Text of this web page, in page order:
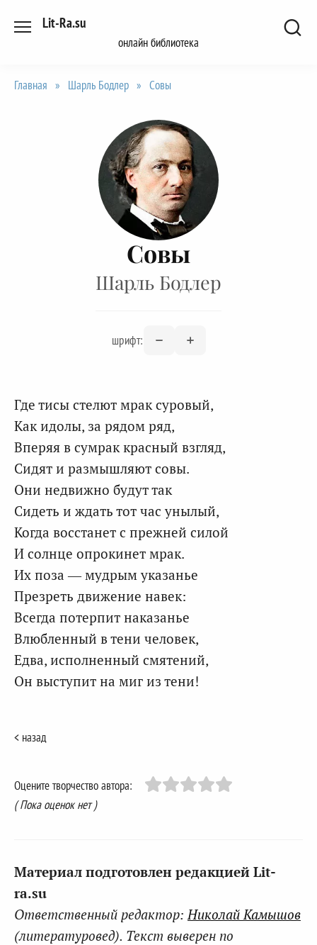
Lit-Ra.su
онлайн библиотека
Главная » Шарль Бодлер » Совы
Совы
Шарль Бодлер
шрифт:
Где тисы стелют мрак суровый,
Как идолы, за рядом ряд,
Вперяя в сумрак красный взгляд,
Сидят и размышляют совы.
Они недвижно будут так
Сидеть и ждать тот час унылый,
Когда восстанет с прежней силой
И солнце опрокинет мрак.
Их поза — мудрым указанье
Презреть движение навек:
Всегда потерпит наказанье
Влюбленный в тени человек,
Едва, исполненный смятений,
Он выступит на миг из тени!
< назад
Оцените творчество автора:
( Пока оценок нет )
Материал подготовлен редакцией Lit-
ra.su
Ответственный редактор: Николай Камышов
(литературовед). Текст выверен по